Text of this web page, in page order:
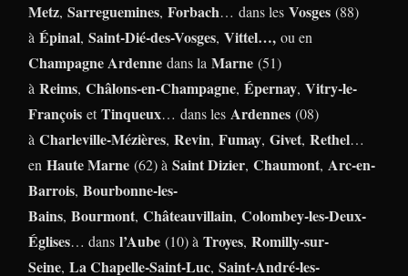
Metz, Sarreguemines, Forbach… dans les Vosges (88)
à Épinal, Saint-Dié-des-Vosges, Vittel…, ou en
ChampagneArdenne dans la Marne (51)
à Reims, Châlons-en-Champagne, Épernay, Vitry-le-
François etTinqueux… dans les Ardennes (08)
à Charleville-Mézières, Revin, Fumay, Givet, Rethel…
en Haute Marne (62) à Saint Dizier, Chaumont, Arc-en-
Barrois, Bourbonne-les-
Bains, Bourmont, Châteauvillain, Colombey-les-Deux-
Églises… dans l’Aube (10) à Troyes, Romilly-sur-
Seine, La Chapelle-Saint-Luc, Saint-André-les-